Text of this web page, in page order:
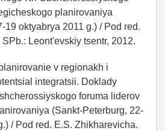
planirovaniya
19 oktyabrya 2011 g.) / Pod red.
Leont'evskiy tsentr, 2012.
v regionakh i
integratsii. Doklady
foruma liderov
(Sankt-Peterburg, 22-
/ Pod red. E.S. Zhikharevicha.